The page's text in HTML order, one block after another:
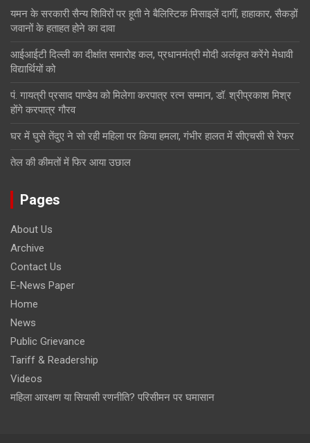
यमन के सरकारी सैन्य शिविरों पर हूती ने बैलिस्टिक मिसाइलें दागीं, हाहाकार, सैकड़ों
जवानों के हताहत होने का दावा
आईआईटी दिल्ली का दीक्षांत समारोह कल, प्रधानमंत्री मोदी अलंकृत करेंगे मेधावी
विद्यार्थियों को
पं. गायत्री प्रसाद पाण्डेय को मिलेगा करपात्र रत्न सम्मान, डॉ. श्रीप्रकाश मिश्र
होंगे करपात्र गौरव
घर में घुसे तेंदुए ने सो रही महिला पर किया हमला, गंभीर हालत में सीएचसी से रेफर
तेल की कीमतों में फिर आया उछाल
Pages
About Us
Archive
Contact Us
E-News Paper
Home
News
Public Grievance
Tariff & Readership
Videos
महिला आरक्षण या सियासी रणनीति? परिसीमन पर घमासान